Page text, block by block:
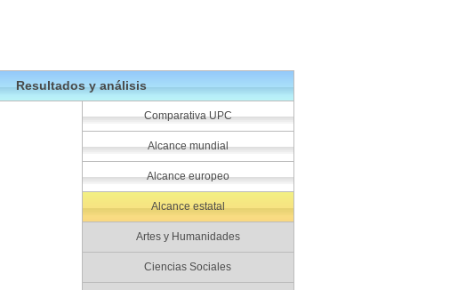
Resultados y análisis
Comparativa UPC
Alcance mundial
Alcance europeo
Alcance estatal
Artes y Humanidades
Ciencias Sociales